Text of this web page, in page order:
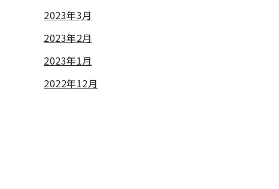
2023年3月
2023年2月
2023年1月
2022年12月